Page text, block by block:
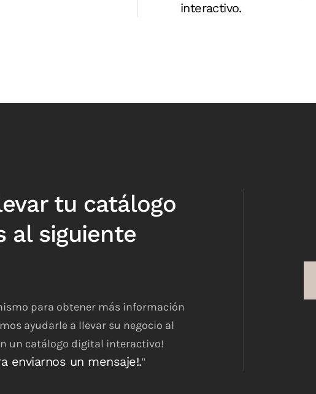
interactivo.
tu catálogo
al siguiente
para obtener más información
ayudarle a llevar su negocio al
un catálogo digital interactivo!
enviarnos un mensaje!."